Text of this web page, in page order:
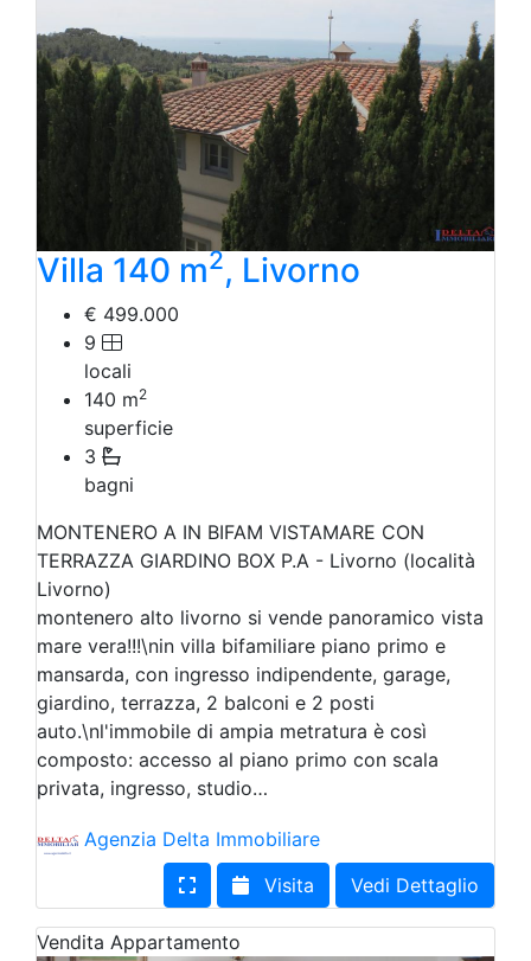
Villa 140 m2, Livorno
€ 499.000
9
locali
140 m2
superficie
3
bagni
MONTENERO A IN BIFAM VISTAMARE CON
TERRAZZA GIARDINO BOX P.A - Livorno (località
Livorno)
montenero alto livorno si vende panoramico vista
mare vera!!!\nin villa bifamiliare piano primo e
mansarda, con ingresso indipendente, garage,
giardino, terrazza, 2 balconi e 2 posti
auto.\nl'immobile di ampia metratura è così
composto: accesso al piano primo con scala
privata, ingresso, studio…
Agenzia Delta Immobiliare
Visita
Vedi Dettaglio
Vendita Appartamento